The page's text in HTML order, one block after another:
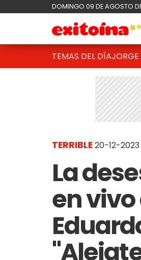
DOMINGO 09 DE AGOSTO
TEMAS DEL DÍAJORGE
TERRIBLE20-12-2023
La
en